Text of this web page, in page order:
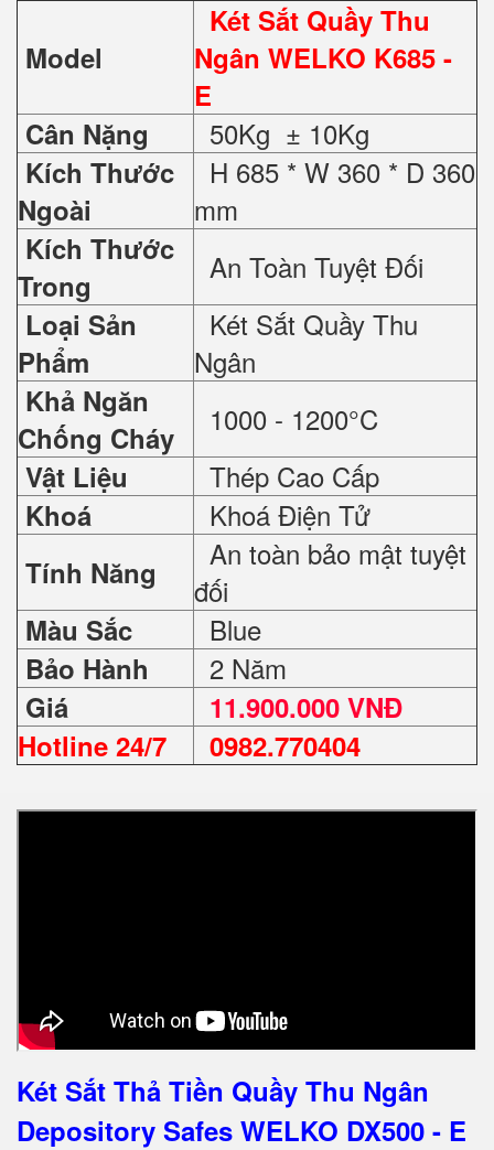
Model
Két Sắt Quầy Thu
Ngân WELKO K685 -
E
Cân Nặng
50Kg ± 10Kg
Kích Thước
Ngoài
H 685 * W 360 * D 360
mm
Kích Thước
Trong
An Toàn Tuyệt Đối
Loại Sản
Phẩm
Két Sắt Quầy Thu
Ngân
Khả Ngăn
Chống Cháy
1000 - 1200°C
Vật Liệu Thép Cao Cấp
Khoá Khoá Điện Tử
Tính Năng
An toàn bảo mật tuyệt
đối
Màu Sắc Blue
Bảo Hành 2 Năm
Giá
11.900.000 VNĐ
Hotline 24/7
0982.770404
Két Sắt Thả Tiền Quầy Thu Ngân
Depository Safes WELKO DX500 - E